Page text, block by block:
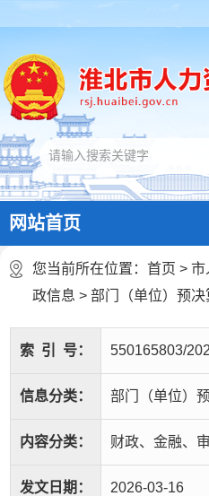
网站首页
您当前所在位置： 首页 > 市
政信息 > 部门（单位）预决
索 引 号： 550165803/
信息分类： 部门（单位）
内容分类： 财政、金融、
发文日期： 2026-03-16